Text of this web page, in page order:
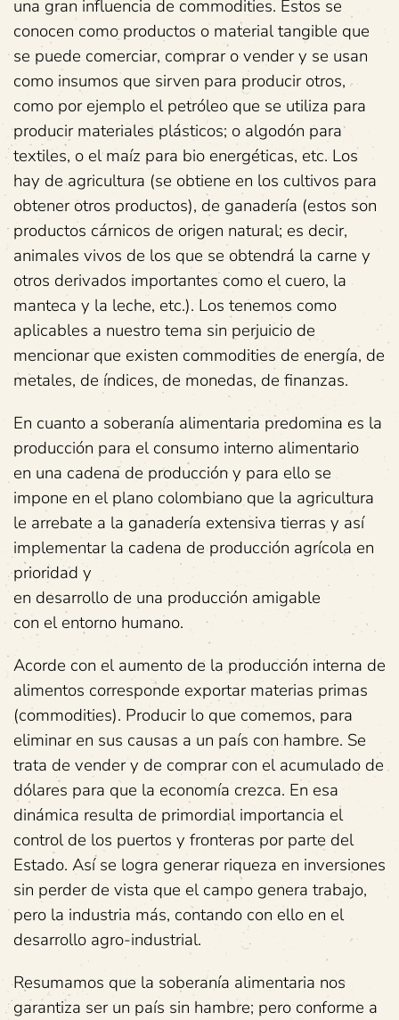
una gran influencia de commodities. Estos se
conocen como productos o material tangible que
se puede comerciar, comprar o vender y se usan
como insumos que sirven para producir otros,
como por ejemplo el petróleo que se utiliza para
producir materiales plásticos; o algodón para
textiles, o el maíz para bio energéticas, etc. Los
hay de agricultura (se obtiene en los cultivos para
obtener otros productos), de ganadería (estos son
productos cárnicos de origen natural; es decir,
animales vivos de los que se obtendrá la carne y
otros derivados importantes como el cuero, la
manteca y la leche, etc.). Los tenemos como
aplicables a nuestro tema sin perjuicio de
mencionar que existen commodities de energía, de
metales, de índices, de monedas, de finanzas.
En cuanto a soberanía alimentaria predomina es la
producción para el consumo interno alimentario
en una cadena de producción y para ello se
impone en el plano colombiano que la agricultura
le arrebate a la ganadería extensiva tierras y así
implementar la cadena de producción agrícola en
prioridad y
en desarrollo de una producción amigable
con el entorno humano.
Acorde con el aumento de la producción interna de
alimentos corresponde exportar materias primas
(commodities). Producir lo que comemos, para
eliminar en sus causas a un país con hambre. Se
trata de vender y de comprar con el acumulado de
dólares para que la economía crezca. En esa
dinámica resulta de primordial importancia el
control de los puertos y fronteras por parte del
Estado. Así se logra generar riqueza en inversiones
sin perder de vista que el campo genera trabajo,
pero la industria más, contando con ello en el
desarrollo agro-industrial.
Resumamos que la soberanía alimentaria nos
garantiza ser un país sin hambre; pero conforme a